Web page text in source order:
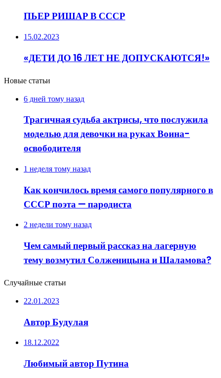
ПЬЕР РИШАР В СССР
15.02.2023
«ДЕТИ ДО 16 ЛЕТ НЕ ДОПУСКАЮТСЯ!»
Новые статьи
6 дней тому назад
Трагичная судьба актрисы, что послужила
моделью для девочки на руках Воина-
освободителя
1 неделя тому назад
Как кончилось время самого популярного в
СССР поэта — пародиста
2 недели тому назад
Чем самый первый рассказ на лагерную
тему возмутил Солженицына и Шаламова?
Случайные статьи
22.01.2023
Автор Будулая
18.12.2022
Любимый автор Путина